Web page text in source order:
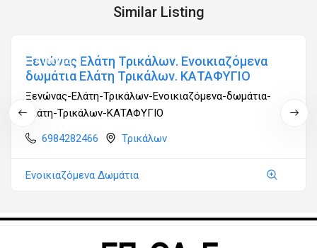
Similar Listing
Ανοιχτά
Ξενώνας Ελάτη Τρικάλων. Ενοικιαζόμενα
δωμάτια Ελάτη Τρικάλων. ΚΑΤΑΦΥΓΙΟ
Ξενώνας-Ελάτη-Τρικάλων-Ενοικιαζόμενα-δωμάτια-
Ελάτη-Τρικάλων-ΚΑΤΑΦΥΓΙΟ
6984282466
Τρικάλων
Ενοικιαζόμενα Δωμάτια